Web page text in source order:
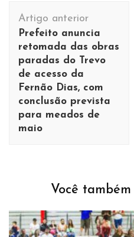
Navegação
de
post
Artigo anterior
Prefeito anuncia
retomada das obras
paradas do Trevo
de acesso da
Fernão Dias, com
conclusão prevista
para meados de
maio
Você